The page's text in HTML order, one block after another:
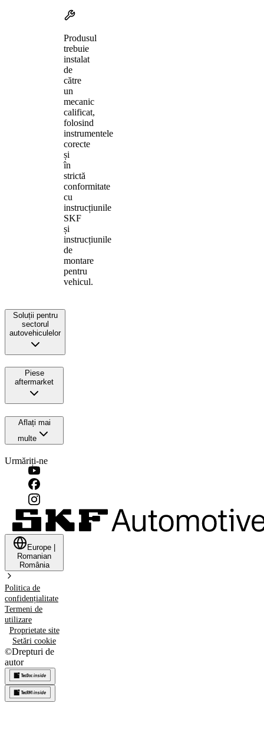
Produsul
trebuie
instalat
de
către
un
mecanic
calificat,
folosind
instrumentele
corecte
și
în
strictă
conformitate
cu
instrucțiunile
SKF
și
instrucțiunile
de
montare
pentru
vehicul.
Soluții pentru
sectorul
autovehiculelor
Piese
aftermarket
Aflați mai
multe
Urmăriți-ne
Europe
Romanian
România
Politica de
confidențialitate
Termeni de
utilizare
Proprietate site
Setări cookie
©Drepturi de
autor